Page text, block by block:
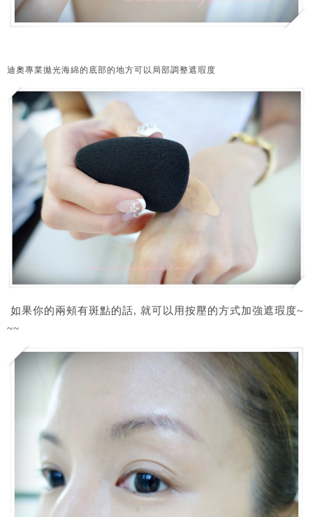
迪奧專業拋光海綿的底部的地方可以局部調整遮瑕度
如果你的兩頰有斑點的話, 就可以用按壓的方式加強遮瑕度~
~~